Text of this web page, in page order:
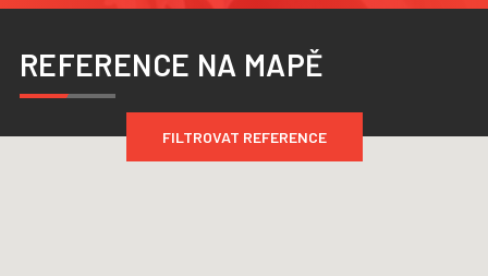
REFERENCE NA MAPĚ
FILTROVAT REFERENCE